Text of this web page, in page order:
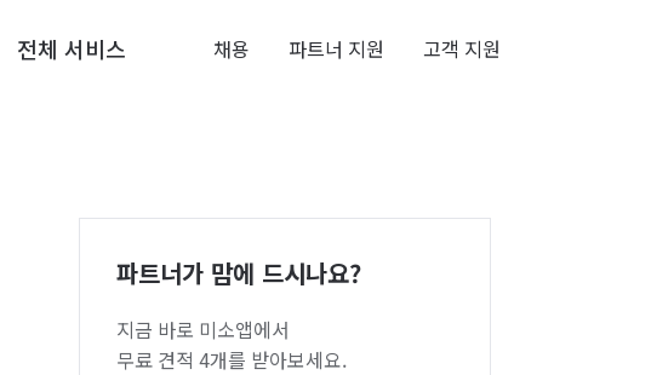
전체 서비스 채용 파트너 지원 고객 지원
파트너가 맘에 드시나요?
지금 바로 미소앱에서
무료 견적 4개를 받아보세요.